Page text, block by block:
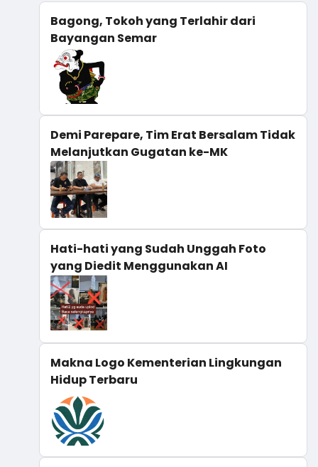
Bagong, Tokoh yang Terlahir dari
Bayangan Semar
Demi Parepare, Tim Erat Bersalam Tidak
Melanjutkan Gugatan ke-MK
Hati-hati yang Sudah Unggah Foto
yang Diedit Menggunakan AI
Makna Logo Kementerian Lingkungan
Hidup Terbaru